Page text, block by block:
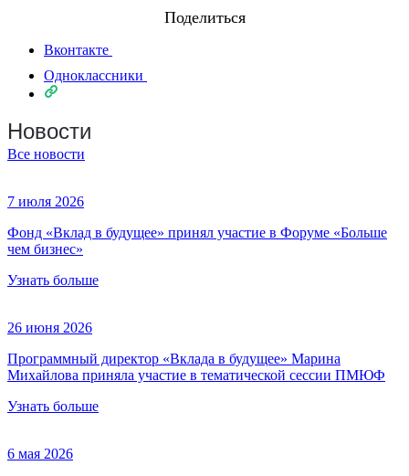
Поделиться
Вконтакте
Одноклассники
Новости
Все новости
7 июля 2026
Фонд «Вклад в будущее» принял участие в Форуме «Больше
чем бизнес»
Узнать больше
26 июня 2026
Программный директор «Вклада в будущее» Марина
Михайлова приняла участие в тематической сессии ПМЮФ
Узнать больше
6 мая 2026